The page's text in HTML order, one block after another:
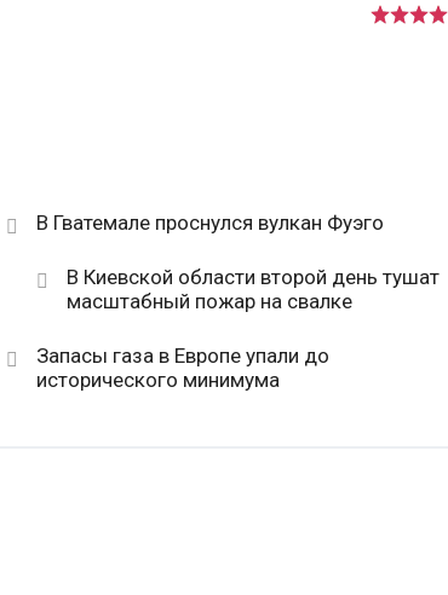
В Гватемале проснулся вулкан Фуэго
В Киевской области второй день тушат
масштабный пожар на свалке
Запасы газа в Европе упали до
исторического минимума